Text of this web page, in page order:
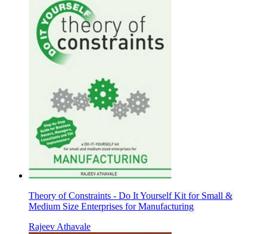
Theory of Constraints - Do It Yourself Kit for Small &
Medium Size Enterprises for Manufacturing
Rajeev Athavale